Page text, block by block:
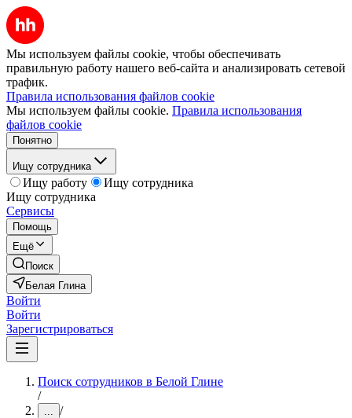
Мы используем файлы cookie, чтобы обеспечивать
правильную работу нашего веб-сайта и анализировать сетевой
трафик.
Правила использования файлов cookie
Мы используем файлы cookie. Правила использования
файлов cookie
Понятно
Ищу сотрудника
Ищу работу
Ищу сотрудника
Ищу сотрудника
Сервисы
Помощь
Ещё
Поиск
Белая Глина
Войти
Войти
Зарегистрироваться
Поиск сотрудников в Белой Глине
/
... /